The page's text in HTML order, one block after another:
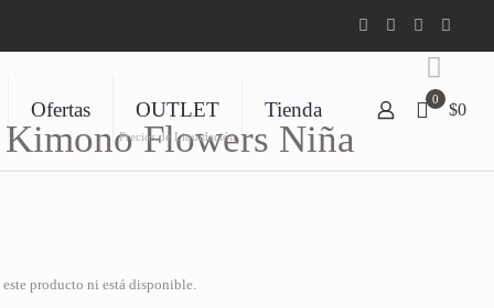
Ofertas OUTLET
Precios de Liquidación
Tienda 0
$0
Flowers Niña
producto ni está disponible.